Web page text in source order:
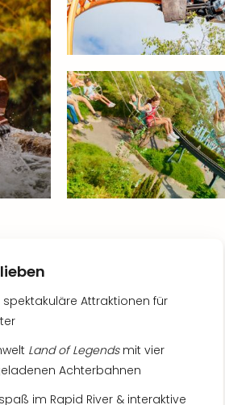
spektakuläre Attraktionen für
Land of Legendsmit vier
Achterbahnen
im Rapid River & interaktive